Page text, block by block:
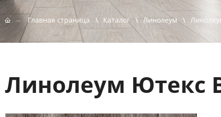
Главная страница Каталог Линолеум
Линолеум Ютекс